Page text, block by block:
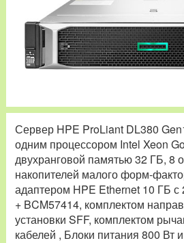
Сервер HPE ProLiant DL380
одним процессором Intel Xeon
двухранговой памятью 32 ГБ, 8
накопителей малого форм-
адаптером HPE Ethernet 10 ГБ с
+ BCM57414, комплектом
установки SFF, комплектом
кабелей , Блоки питания 800 Вт